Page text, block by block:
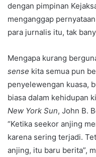
dengan pimpinan
menganggap
para jurnalis itu, tak
Mengapa kurang
sense kita semua pun
penyelewengan kuasa,
biasa dalam kehidupan
New York Sun, John B.
“Ketika seekor anjing
karena sering terjadi.
anjing, itu baru berita”,